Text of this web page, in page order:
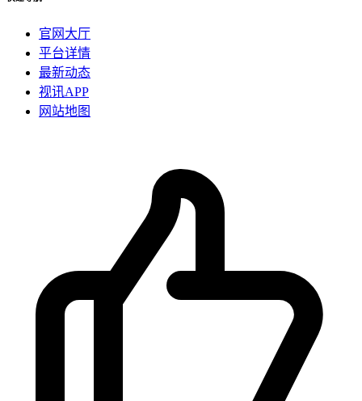
官网大厅
平台详情
最新动态
视讯APP
网站地图